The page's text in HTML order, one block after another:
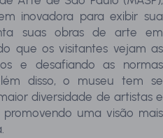
inovadora para exibir sua
suas obras de arte em
que os visitantes vejam as
e desafiando as normas
disso, o museu tem se
diversidade de artistas e
uma visão mais